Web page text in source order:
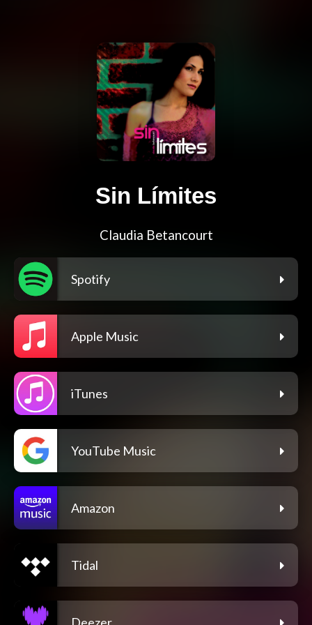
Sin Límites
Claudia Betancourt
Spotify
Apple Music
iTunes
YouTube Music
Amazon
Tidal